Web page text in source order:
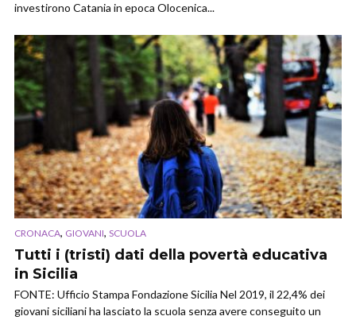
investirono Catania in epoca Olocenica...
CRONACA, GIOVANI, SCUOLA
Tutti i (tristi) dati della povertà educativa
in Sicilia
FONTE: Ufficio Stampa Fondazione Sicilia Nel 2019, il 22,4% dei
giovani siciliani ha lasciato la scuola senza avere conseguito un